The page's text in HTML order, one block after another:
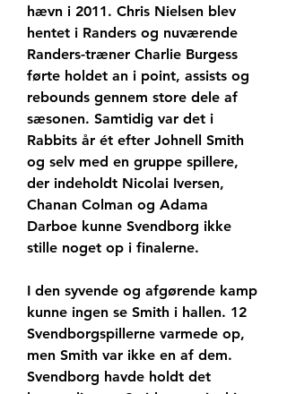
hævn i 2011. Chris Nielsen blev
hentet i Randers og nuværende
Randers-træner Charlie Burgess
førte holdet an i point, assists og
rebounds gennem store dele af
sæsonen. Samtidig var det i
Rabbits år ét efter Johnell Smith
og selv med en gruppe spillere,
der indeholdt Nicolai Iversen,
Chanan Colman og Adama
Darboe kunne Svendborg ikke
stille noget op i finalerne.
I den syvende og afgørende kamp
kunne ingen se Smith i hallen. 12
Svendborgspillerne varmede op,
men Smith var ikke en af dem.
Svendborg havde holdt det